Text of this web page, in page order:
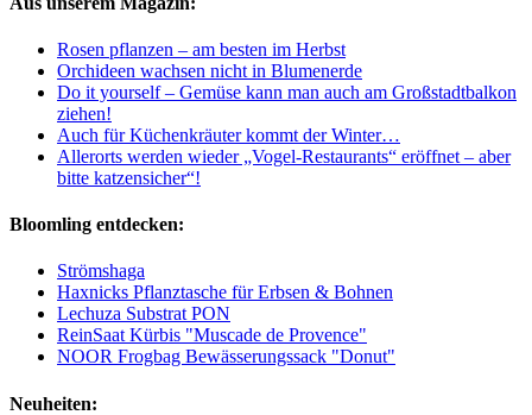
Rosen pflanzen – am besten im Herbst
Orchideen wachsen nicht in Blumenerde
Do it yourself – Gemüse kann man auch am Großstadtbalkon
ziehen!
Auch für Küchenkräuter kommt der Winter…
Allerorts werden wieder „Vogel-Restaurants“ eröffnet – aber
bitte katzensicher“!
Bloomling entdecken:
Strömshaga
Haxnicks Pflanztasche für Erbsen & Bohnen
Lechuza Substrat PON
ReinSaat Kürbis "Muscade de Provence"
NOOR Frogbag Bewässerungssack "Donut"
Neuheiten: